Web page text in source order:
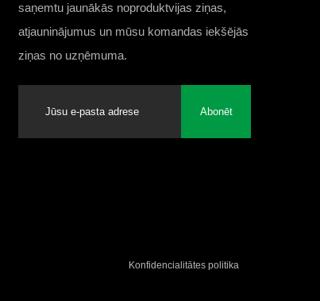
saņemtu jaunākās noproduktvijas ziņas,
atjauninājumus un mūsu komandas iekšējās
ziņas no uzņēmuma.
Abonēt
Konfidencialitātes politika